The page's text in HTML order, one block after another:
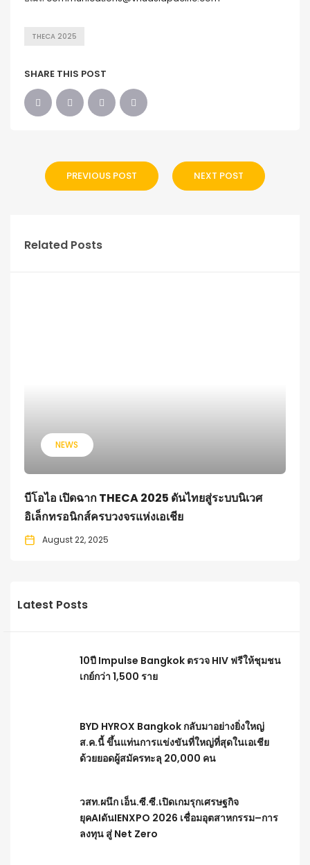
THECA 2025
SHARE THIS POST
PREVIOUS POST NEXT POST
Related Posts
NEWS
บีโอไอ เปิดฉาก THECA 2025 ดันไทยสู่ระบบนิเวศ
อิเล็กทรอนิกส์ครบวงจรแห่งเอเชีย
August 22, 2025
Latest Posts
10ปี Impulse Bangkok ตรวจ HIV ฟรีให้ชุมชน
เกย์กว่า 1,500 ราย
BYD HYROX Bangkok กลับมาอย่างยิ่งใหญ่
ส.ค.นี้ ขึ้นแท่นการแข่งขันที่ใหญ่ที่สุดในเอเชีย
ด้วยยอดผู้สมัครทะลุ 20,000 คน
วสท.ผนึก เอ็น.ซี.ซี.เปิดเกมรุกเศรษฐกิจ
ยุคAIดันIENXPO 2026 เชื่อมอุตสาหกรรม–การ
ลงทุน สู่ Net Zero